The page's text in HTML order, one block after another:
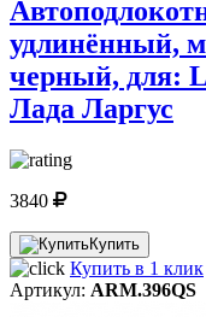
удлинённый,
черный, для:
Лада Ларгус
3840
Купить
Купить в 1 клик
Артикул: ARM.396QS